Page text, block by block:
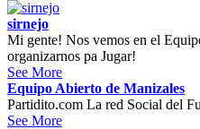
sirnejo
Mi gente! Nos vemos en el
organizarnos pa Jugar!
See More
Equipo Abierto de Manizales
Partidito.com La red Social del
See More